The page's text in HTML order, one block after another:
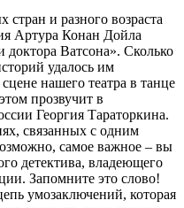
стран и разного возраста
Артура Конан Дойла
Ватсона». Сколько
удалось им
нашего театра в танце
прозвучит в
Георгия Тараторкина.
связанных с одним
самое важное – вы
детектива, владеющего
Запомните это слово!
умозаключений, которая